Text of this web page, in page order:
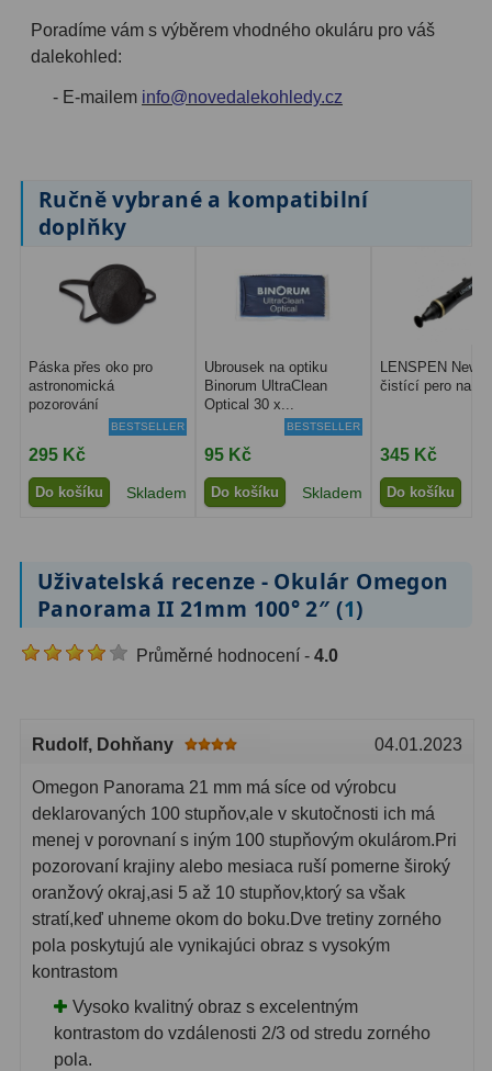
Kompaktní 3
Monokuláry 20
Dárkové1
Binokulární dalekohledy
Lovecké a turistické 114
Univerzální38
Kapesní14
Sportovní54
Divadelní 2
Noční vidění8
76
Pro děti 5
Hobby4
Školní a studentské14
Laboratorní33
Poradíme vám s výběrem vhodného okuláru pro váš
dalekohled:
- E-mailem info@novedalekohledy.cz
Ručně vybrané a kompatibilní
doplňky
Páska přes oko pro
astronomická
pozorování
BESTSELLER
295 Kč
Do košíku Skladem
Ubrousek na optiku
Binorum UltraClean
Optical 30 x...
BESTSELLER
95 Kč
Do košíku Skladem
LENSPEN New
čistící pero na
345 Kč
Do košíku
Uživatelská recenze - Okulár Omegon
Panorama II 21mm 100° 2″ (1)
Průměrné hodnocení - 4.0
Rudolf, Dohňany 04.01.2023
Omegon Panorama 21 mm má síce od výrobcu
deklarovaných 100 stupňov,ale v skutočnosti ich má
menej v porovnaní s iným 100 stupňovým okulárom.Pri
pozorovaní krajiny alebo mesiaca ruší pomerne široký
oranžový okraj,asi 5 až 10 stupňov,ktorý sa však
stratí,keď uhneme okom do boku.Dve tretiny zorného
pola poskytujú ale vynikajúci obraz s vysokým
kontrastom
Vysoko kvalitný obraz s excelentným
kontrastom do vzdálenosti 2/3 od stredu zorného
pola.